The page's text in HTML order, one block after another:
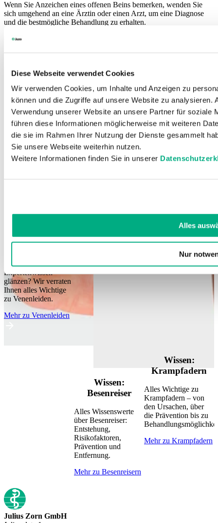
Diese Webseite verwendet Cookies
Wir verwenden Cookies, um Inhalte und Anzeigen zu
können und die Zugriffe auf unsere Website zu analysieren.
Verwendung unserer Website an unsere Partner für soziale
führen diese Informationen möglicherweise mit weiteren
die sie im Rahmen Ihrer Nutzung der Dienste gesammelt
Sie unsere Webseite weiterhin nutzen.
Weitere Informationen finden Sie in unserer
Alles
Nur
Wenn Sie Anzeichen eines offenen Beins bemerken, wenden Sie
sich umgehend an eine Ärztin oder einen Arzt, um eine Diagnose
und die bestmögliche Behandlung zu erhalten.
Weiteren Krankheitsbilder
Wissen:
Venenleiden
Sie wollen mit
Expertenwissen
glänzen? Wir verraten
Ihnen alles Wichtige
zu Venenleiden.
Mehr zu Venenleiden
Wissen:
Besenreiser
Alles Wissenswerte
über Besenreiser:
Entstehung,
Risikofaktoren,
Prävention und
Entfernung.
Mehr zu Besenreisern
Wissen:
Krampfadern
Alles Wichtige zu
Krampfadern – von
den Ursachen, über
die Prävention bis zu
Mehr zu Krampfadern
Julius Zorn GmbH